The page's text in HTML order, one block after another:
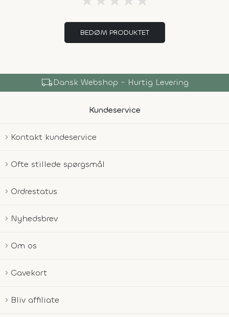
BEDØM PRODUKTET
local_shippingDansk Webshop - Hurtig Levering
Kundeservice
Kontakt kundeservice
Ofte stillede spørgsmål
Ordrestatus
Nyhedsbrev
Om os
Gavekort
Bliv affiliate